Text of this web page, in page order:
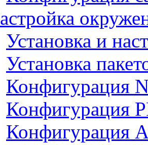
Установка и
Установка
Конфигурация
Конфигурация
Конфигурация